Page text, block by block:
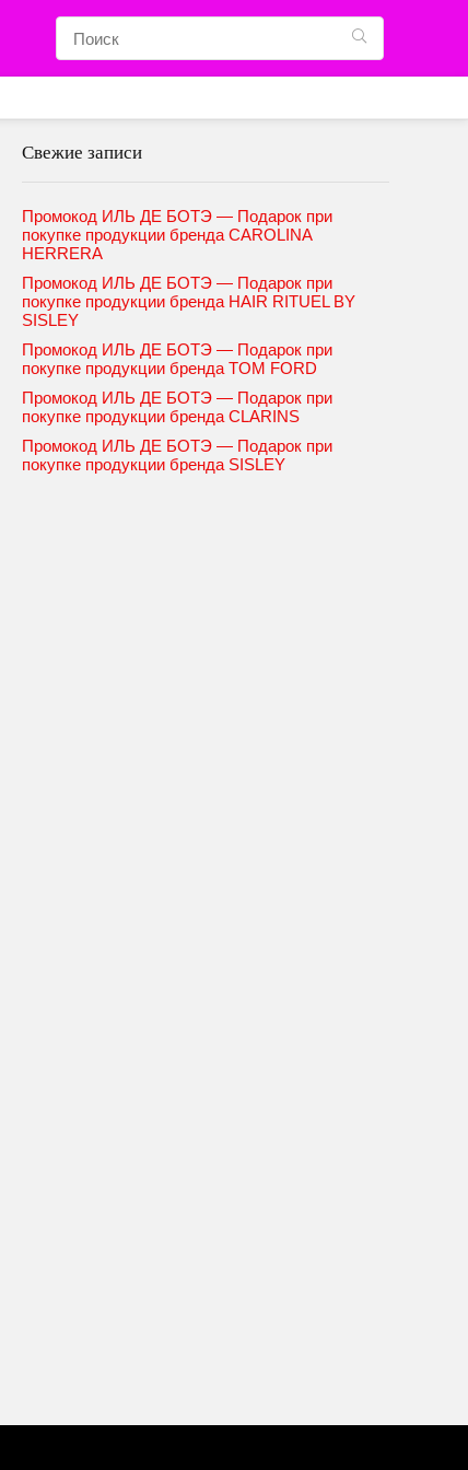
Свежие записи
Промокод ИЛЬ ДЕ БОТЭ — Подарок при
покупке продукции бренда CAROLINA
HERRERA
Промокод ИЛЬ ДЕ БОТЭ — Подарок при
покупке продукции бренда HAIR RITUEL BY
SISLEY
Промокод ИЛЬ ДЕ БОТЭ — Подарок при
покупке продукции бренда TOM FORD
Промокод ИЛЬ ДЕ БОТЭ — Подарок при
покупке продукции бренда CLARINS
Промокод ИЛЬ ДЕ БОТЭ — Подарок при
покупке продукции бренда SISLEY